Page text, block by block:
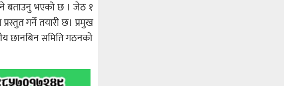
हुने बताउनु भएको छ । जेठ १
गर्ने तयारी छ। प्रमुख
छानबिन समिति गठनको